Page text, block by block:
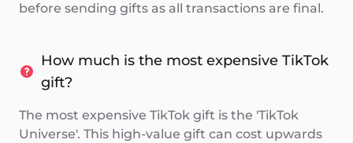
before sending gifts as all transactions are final.
How much is the most expensive TikTok
gift?
The most expensive TikTok gift is the 'TikTok
Universe'. This high-value gift can cost upwards